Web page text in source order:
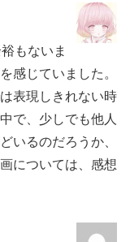
もないま
感じていました。
表現しきれない時
で、少しでも他人
いるのだろうか、
については、感想